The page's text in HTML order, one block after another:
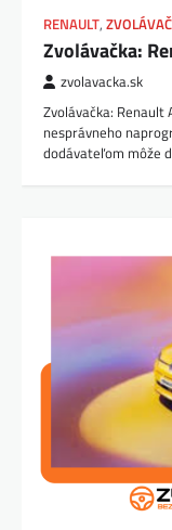
RENAULT,
Zvolávačka:
zvolavacka.sk
Zvolávačka: Renault
nesprávneho
dodávateľom môže